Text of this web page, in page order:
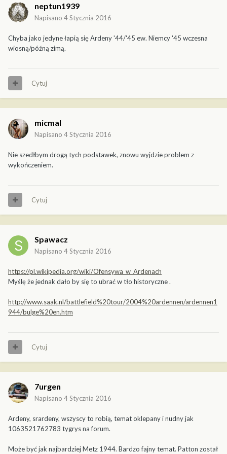
neptun1939
Napisano 4 Stycznia 2016
Chyba jako jedyne łapią się Ardeny '44/'45 ew. Niemcy '45 wczesna
wiosną/późną zimą.
Cytuj
micmal
Napisano 4 Stycznia 2016
Nie szedłbym drogą tych podstawek, znowu wyjdzie problem z
wykończeniem.
Cytuj
Spawacz
Napisano 4 Stycznia 2016
https://pl.wikipedia.org/wiki/Ofensywa_w_Ardenach
Myślę że jednak dało by się to ubrać w tło historyczne .
http://www.saak.nl/battlefield%20tour/2004%20ardennen/ardennen1
944/bulge%20en.htm
Cytuj
7urgen
Napisano 4 Stycznia 2016
Ardeny, srardeny, wszyscy to robią, temat oklepany i nudny jak
1063521762783 tygrys na forum.
Może być jak najbardziej Metz 1944. Bardzo fajny temat. Patton został